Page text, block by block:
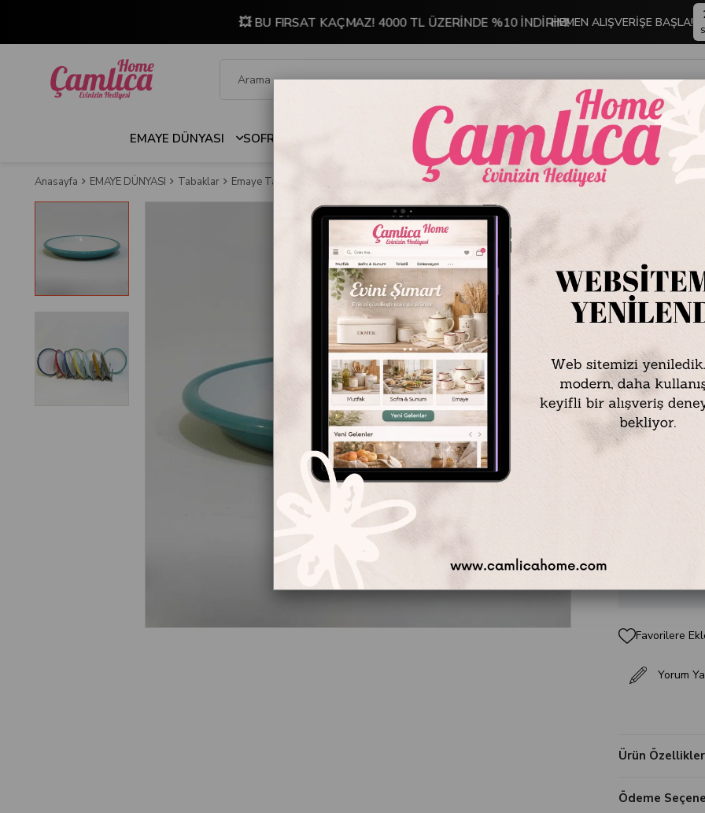
💥 BU FIRSAT KAÇMAZ! 4000 TL ÜZERİNDE %10 İNDİRİM!HEMEN ALIŞVERİŞE BAŞLA!
EMAYE DÜNYASI SOFRA & MUTFAK İNDİRİMLİ ÜRÜNLER DEKORASYON TABLO KOLEKSİYONU
Anasayfa EMAYE DÜNYASI Tabaklar Emaye Tabak 20 cm Turkuaz
Stok Kodu
Marka:Emayra
Çap : 20 cm
Renk : Dış ve
Materyal : Çelik
Favorilere
Yorum
Ürün
Ödeme